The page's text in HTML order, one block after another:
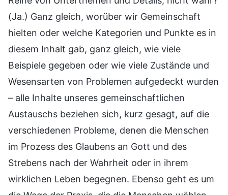
(Ja.) Ganz gleich, worüber wir Gemeinschaft
hielten oder welche Kategorien und Punkte es in
diesem Inhalt gab, ganz gleich, wie viele
Beispiele gegeben oder wie viele Zustände und
Wesensarten von Problemen aufgedeckt wurden
– alle Inhalte unseres gemeinschaftlichen
Austauschs beziehen sich, kurz gesagt, auf die
verschiedenen Probleme, denen die Menschen
im Prozess des Glaubens an Gott und des
Strebens nach der Wahrheit oder in ihrem
wirklichen Leben begegnen. Ebenso geht es um